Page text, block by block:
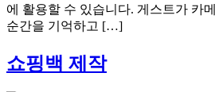
에 활용할 수 있습니다. 게스트가 카
순간을 기억하고 […]
쇼핑백 제작